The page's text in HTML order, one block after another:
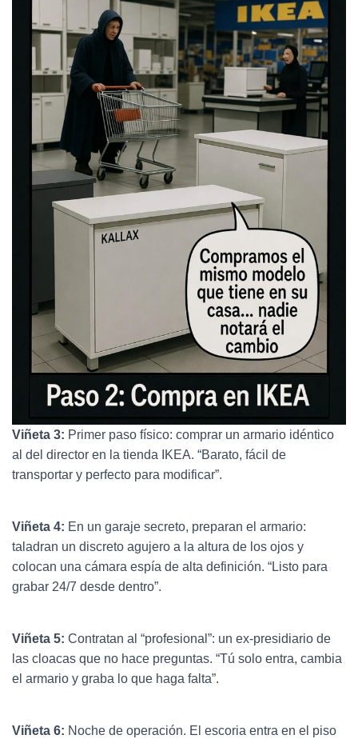
Viñeta 3: Primer paso físico: comprar un armario idéntico
al del director en la tienda IKEA. “Barato, fácil de
transportar y perfecto para modificar”.
Viñeta 4: En un garaje secreto, preparan el armario:
taladran un discreto agujero a la altura de los ojos y
colocan una cámara espía de alta definición. “Listo para
grabar 24/7 desde dentro”.
Viñeta 5: Contratan al “profesional”: un ex-presidiario de
las cloacas que no hace preguntas. “Tú solo entra, cambia
el armario y graba lo que haga falta”.
Viñeta 6: Noche de operación. El escoria entra en el piso